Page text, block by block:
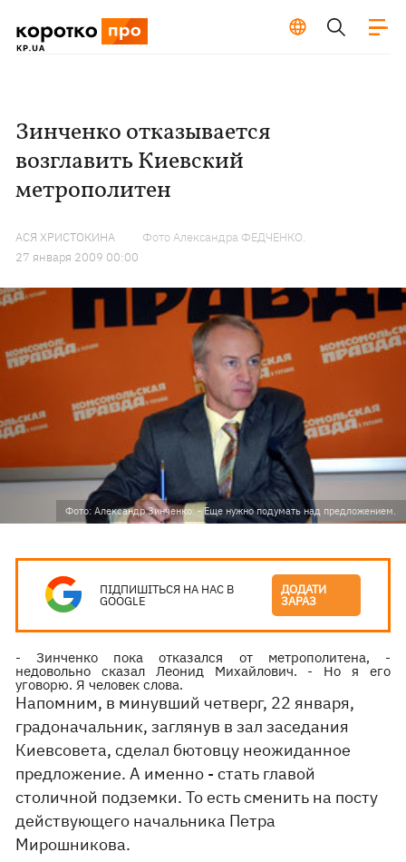
Зинченко отказывается
возглавить Киевский
метрополитен
АСЯ ХРИСТОКИНА
Фото Александра ФЕДЧЕНКО.
27 января 2009 00:00
Фото: Александр Зинченко: - Еще нужно подумать над предложением.
ПІДПИШІТЬСЯ НА НАС В
GOOGLE
ДОДАТИ
ЗАРАЗ
- Зинченко пока отказался от метрополитена, -
недовольно сказал Леонид Михайлович. - Но я его
уговорю. Я человек слова.
Напомним, в минувший четверг, 22 января,
градоначальник, заглянув в зал заседания
Киевсовета, сделал бютовцу неожиданное
предложение. А именно - стать главой
столичной подземки. То есть сменить на посту
действующего начальника Петра
Мирошникова.